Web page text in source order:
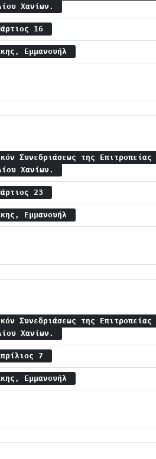
Χανίων.
16
Εμμανουήλ
Συνεδριάσεως της
Χανίων.
23
Εμμανουήλ
Συνεδριάσεως της
Χανίων.
7
Εμμανουήλ